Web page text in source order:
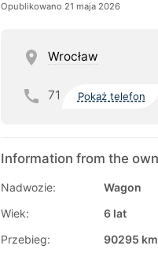
Opublikowano 21 maja 2026
Wrocław
71 Pokaż telefon
Information from the
Nadwozie:
Wagon
Wiek:
6 lat
Przebieg:
90295 km